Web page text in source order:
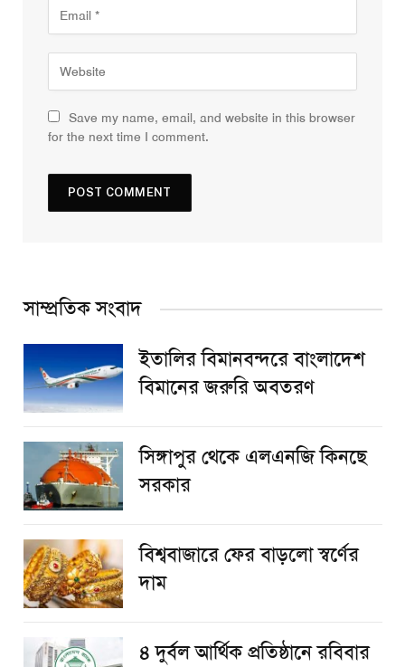
Save my name, email, and website in this browser
for the next time I comment.
সাম্প্রতিক সংবাদ
ইতালির বিমানবন্দরে বাংলাদেশ
বিমানের জরুরি অবতরণ
সিঙ্গাপুর থেকে এলএনজি কিনছে
সরকার
বিশ্ববাজারে ফের বাড়লো স্বর্ণের
দাম
৪ দুর্বল আর্থিক প্রতিষ্ঠানে রবিবার